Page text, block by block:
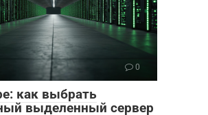
0
как выбрать
выделенный сервер